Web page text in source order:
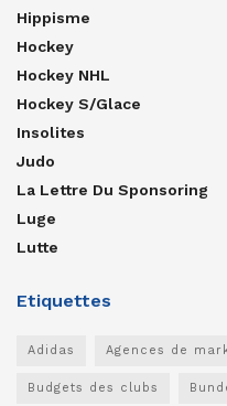
Hippisme
Hockey
Hockey NHL
Hockey S/glace
Insolites
Judo
La Lettre Du Sponsoring
Luge
Lutte
Etiquettes
Adidas Agences de
Budgets des clubs